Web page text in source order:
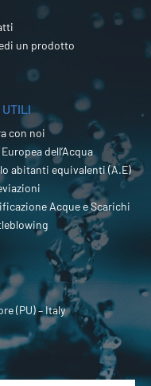
un prodotto
con noi
dell’Acqua
abitanti equivalenti (A.E)
Acque e Scarichi
(PU) – Italy